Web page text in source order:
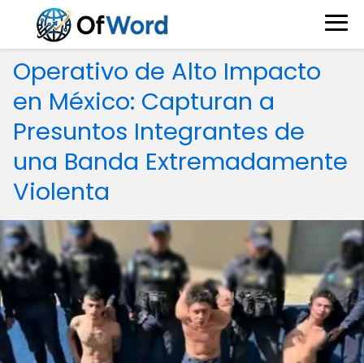
Operativo de Alto Impacto
en México: Capturan a
Presuntos Integrantes de
una Banda Extremadamente
Violenta